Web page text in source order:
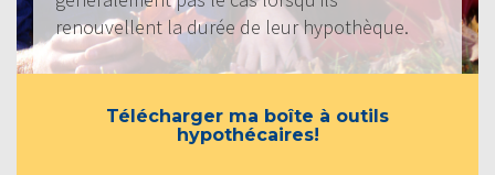
renouvellent la durée de leur hypothèque.
Télécharger ma boîte à outils
hypothécaires!